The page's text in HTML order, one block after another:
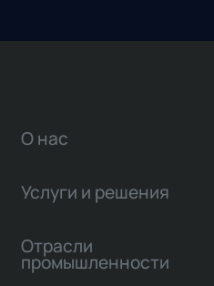
О нас
Услуги и решения
Отрасли
промышленности